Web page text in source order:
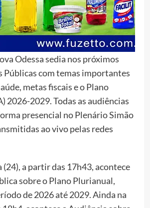
Odessa sedia nos próximos
Públicas com temas importantes
metas fiscais e o Plano
2026-2029. Todas as audiências
presencial no Plenário Simão
ao vivo pelas redes
a partir das 17h43, acontece
sobre o Plano Plurianual,
de 2026 até 2029. Ainda na